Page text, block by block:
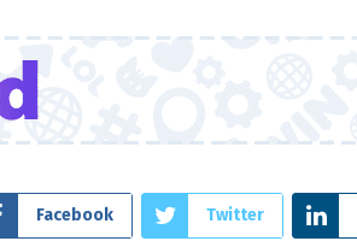
Facebook Twitter